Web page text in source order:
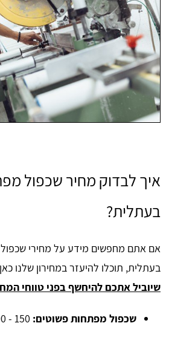
איך לבדוק מחיר שכפול
בעתלית?
אם אתם מחפשים מידע על מחירי
בעתלית, תוכלו להיעזר במחירון שלנו
שיוביל אתכם להיחשף בפני טווחי
שכפול מפתחות פשוטים: